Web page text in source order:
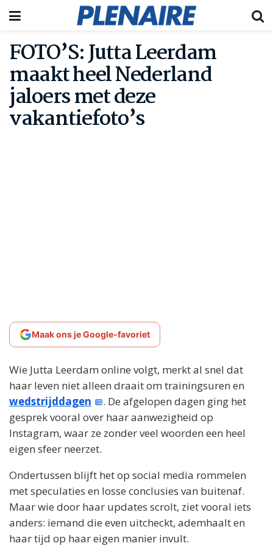
FOTO’S: Jutta Leerdam
maakt heel Nederland
jaloers met deze
vakantiefoto’s
Maak ons je Google-favoriet
Wie Jutta Leerdam online volgt, merkt al snel dat
haar leven niet alleen draait om trainingsuren en
wedstrijddagen
. De afgelopen dagen ging het
gesprek vooral over haar aanwezigheid op
Instagram, waar ze zonder veel woorden een heel
eigen sfeer neerzet.
Ondertussen blijft het op social media rommelen
met speculaties en losse conclusies van buitenaf.
Maar wie door haar updates scrolt, ziet vooral iets
anders: iemand die even uitcheckt, ademhaalt en
haar tijd op haar eigen manier invult.